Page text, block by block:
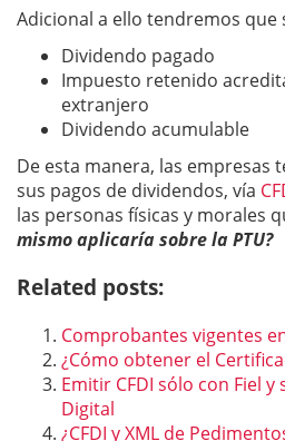
Adicional a ello tendremos que
Dividendo pagado
Impuesto retenido
extranjero
Dividendo acumulable
De esta manera, las
sus pagos de dividendos, vía
las personas físicas y morales
mismo aplicaría sobre la PTU?
Related posts:
Comprobantes vigentes
¿Cómo obtener el
Emitir CFDI sólo con Fiel
Digital
¿CFDI y XML de